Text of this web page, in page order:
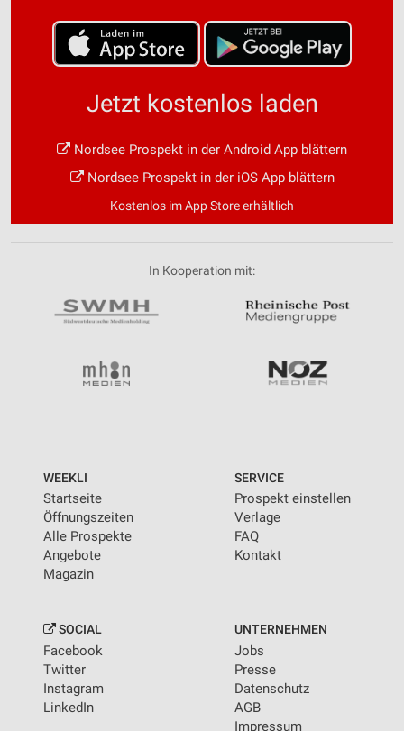
Jetzt kostenlos laden
Nordsee Prospekt in der Android App blättern
Nordsee Prospekt in der iOS App blättern
Kostenlos im App Store erhältlich
In Kooperation mit:
WEEKLI
Startseite
Öffnungszeiten
Alle Prospekte
Angebote
Magazin
SERVICE
Prospekt einstellen
Verlage
FAQ
Kontakt
SOCIAL
Facebook
Twitter
Instagram
LinkedIn
UNTERNEHMEN
Jobs
Presse
Datenschutz
AGB
Impressum